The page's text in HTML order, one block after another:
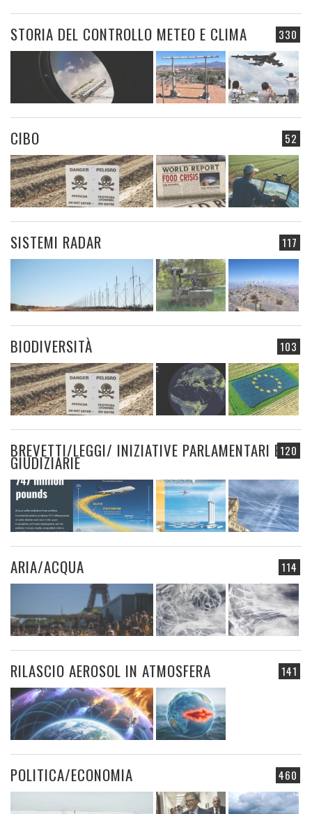
330
STORIA DEL CONTROLLO METEO E CLIMA
52
CIBO
117
SISTEMI RADAR
103
BIODIVERSITÀ
120
BREVETTI/LEGGI/ INIZIATIVE PARLAMENTARI E
GIUDIZIARIE
114
ARIA/ACQUA
141
RILASCIO AEROSOL IN ATMOSFERA
460
POLITICA/ECONOMIA